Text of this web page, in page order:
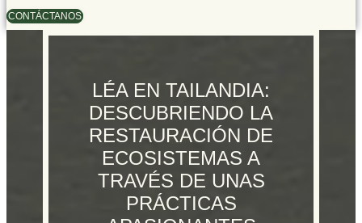
CONTÁCTANOS
LÉA EN TAILANDIA:
DESCUBRIENDO LA
RESTAURACIÓN DE
ECOSISTEMAS A
TRAVÉS DE UNAS
PRÁCTICAS